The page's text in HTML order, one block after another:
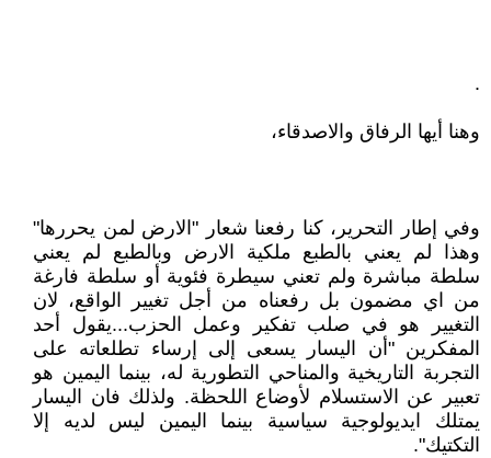
.
وهنا أيها الرفاق والاصدقاء،
وفي إطار التحرير، كنا رفعنا شعار "الارض لمن يحررها"
وهذا لم يعني بالطبع ملكية الارض وبالطبع لم يعني
سلطة مباشرة ولم تعني سيطرة فئوية أو سلطة فارغة
من اي مضمون بل رفعناه من أجل تغيير الواقع، لان
التغيير هو في صلب تفكير وعمل الحزب...يقول أحد
المفكرين "أن اليسار يسعى إلى إرساء تطلعاته على
التجربة التاريخية والمناحي التطورية له، بينما اليمين هو
تعبير عن الاستسلام لأوضاع اللحظة. ولذلك فان اليسار
يمتلك ايديولوجية سياسية بينما اليمين ليس لديه إلا
التكتيك".